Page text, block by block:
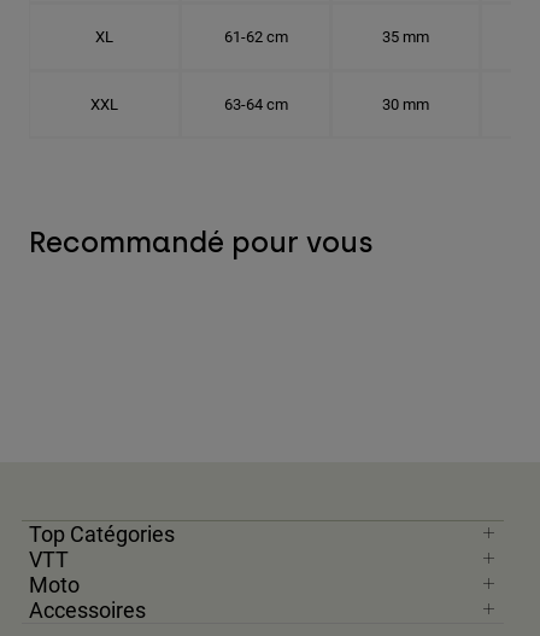
XL 61-62 cm 35 mm
XXL 63-64 cm 30 mm
Recommandé pour vous
Top Catégories
VTT
Moto
Accessoires